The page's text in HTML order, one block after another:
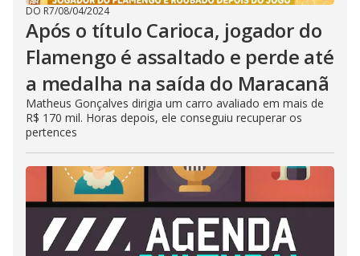
DO R7/08/04/2024
Após o título Carioca, jogador do
Flamengo é assaltado e perde até
a medalha na saída do Maracanã
Matheus Gonçalves dirigia um carro avaliado em mais de
R$ 170 mil. Horas depois, ele conseguiu recuperar os
pertences